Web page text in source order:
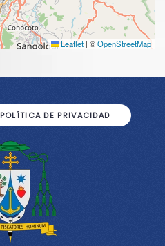
Leaflet | ©OpenStreetMap
POLÍTICA DE PRIVACIDAD